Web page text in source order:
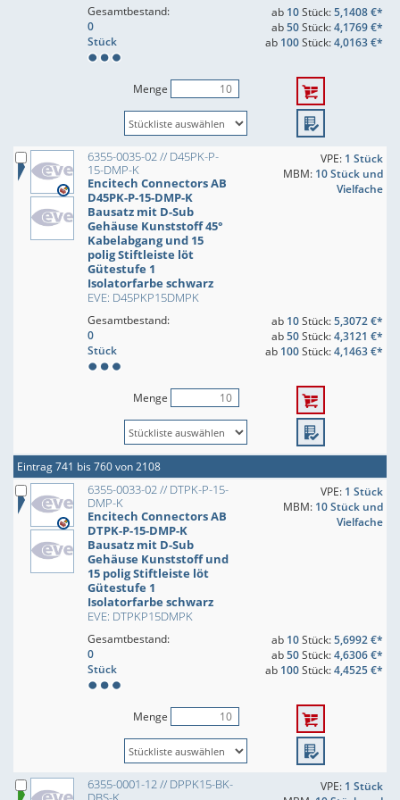
Gesamtbestand:
0
Stück
ab 10Stück:5,1408 €*
ab50Stück:4,1769 €*
ab 100Stück:4,0163 €*
Menge
6355-0035-02 // D45PK-P-
15-DMP-K
Encitech Connectors AB
D45PK-P-15-DMP-K
Bausatz mit D-Sub
Gehäuse Kunststoff 45°
Kabelabgang und 15
polig Stiftleiste löt
Gütestufe 1
Isolatorfarbe schwarz
EVE: D45PKP15DMPK
VPE: 1 Stück
MBM: 10 Stück und
Vielfache
Gesamtbestand:
0
Stück
ab 10Stück:5,3072 €*
ab50Stück:4,3121 €*
ab 100Stück:4,1463 €*
Menge
Eintrag 741 bis 760 von 2108
6355-0033-02 // DTPK-P-15-
DMP-K
Encitech Connectors AB
DTPK-P-15-DMP-K
Bausatz mit D-Sub
Gehäuse Kunststoff und
15 polig Stiftleiste löt
Gütestufe 1
Isolatorfarbe schwarz
EVE: DTPKP15DMPK
VPE: 1 Stück
MBM: 10 Stück und
Vielfache
Gesamtbestand:
0
Stück
ab 10Stück:5,6992 €*
ab50Stück:4,6306 €*
ab 100Stück:4,4525 €*
Menge
6355-0001-12 // DPPK15-BK-
VPE: 1 Stück